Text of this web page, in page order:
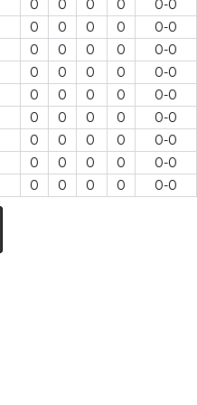
0 0 0 0 0-0
0 0 0 0 0-0
0 0 0 0 0-0
0 0 0 0 0-0
0 0 0 0 0-0
0 0 0 0 0-0
0 0 0 0 0-0
0 0 0 0 0-0
0 0 0 0 0-0